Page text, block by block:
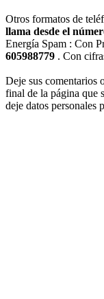
Otros formatos de
llama desde el
Energía Spam : Con
605988779 . Con
Deje sus comentarios
final de la página que
deje datos personales